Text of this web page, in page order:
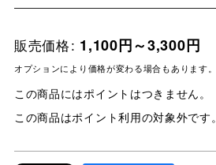
販売価格: 1,100円～3,300円
オプションにより価格が変わる場合もあります。
この商品にはポイントはつきません。
この商品はポイント利用の対象外です。